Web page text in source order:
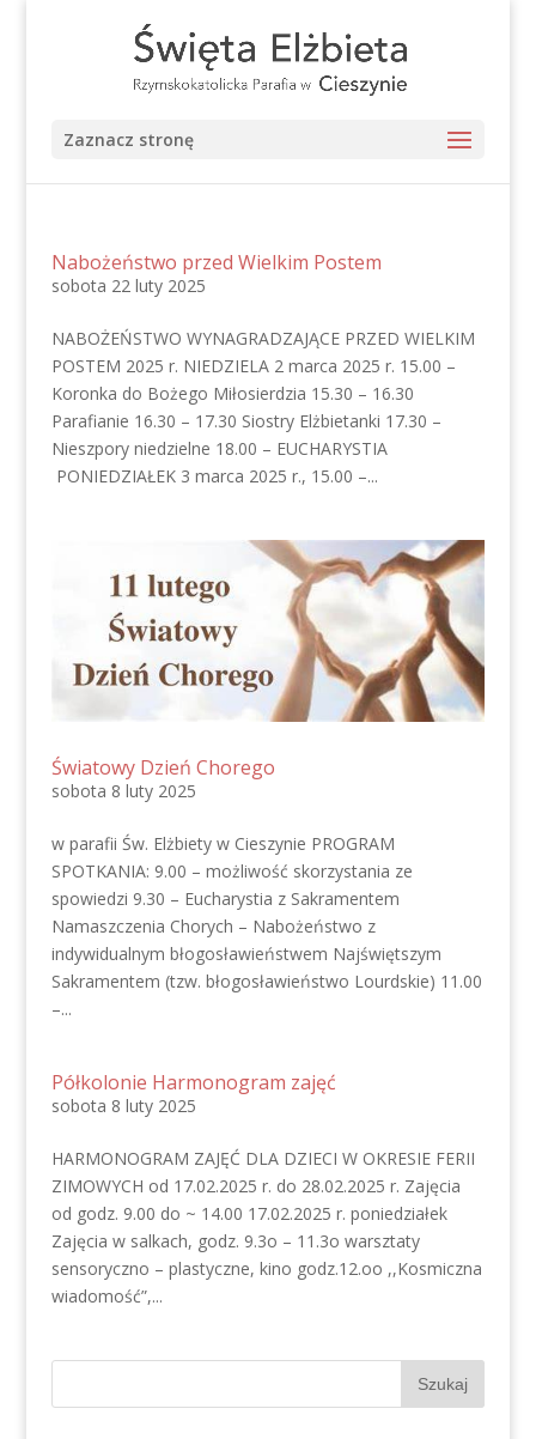
Zaznacz stronę
Nabożeństwo przed Wielkim Postem
sobota 22 luty 2025
NABOŻEŃSTWO WYNAGRADZAJĄCE PRZED WIELKIM
POSTEM 2025 r. NIEDZIELA 2 marca 2025 r. 15.00 –
Koronka do Bożego Miłosierdzia 15.30 – 16.30
Parafianie 16.30 – 17.30 Siostry Elżbietanki 17.30 –
Nieszpory niedzielne 18.00 – EUCHARYSTIA
PONIEDZIAŁEK 3 marca 2025 r., 15.00 –...
Światowy Dzień Chorego
sobota 8 luty 2025
w parafii Św. Elżbiety w Cieszynie PROGRAM
SPOTKANIA: 9.00 – możliwość skorzystania ze
spowiedzi 9.30 – Eucharystia z Sakramentem
Namaszczenia Chorych – Nabożeństwo z
indywidualnym błogosławieństwem Najświętszym
Sakramentem (tzw. błogosławieństwo Lourdskie) 11.00
–...
Półkolonie Harmonogram zajęć
sobota 8 luty 2025
HARMONOGRAM ZAJĘĆ DLA DZIECI W OKRESIE FERII
ZIMOWYCH od 17.02.2025 r. do 28.02.2025 r. Zajęcia
od godz. 9.00 do ~ 14.00 17.02.2025 r. poniedziałek
Zajęcia w salkach, godz. 9.3o – 11.3o warsztaty
sensoryczno – plastyczne, kino godz.12.oo ,,Kosmiczna
wiadomość”,...